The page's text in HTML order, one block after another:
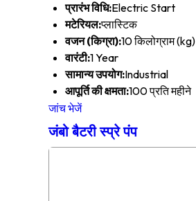
प्रारंभ विधि:Electric Start
मटेरियल:प्लास्टिक
वजन (किग्रा):10 किलोग्राम (kg)
वारंटी:1 Year
सामान्य उपयोग:Industrial
आपूर्ति की क्षमता:100 प्रति महीने
जांच भेजें
जंबो बैटरी स्प्रे पंप